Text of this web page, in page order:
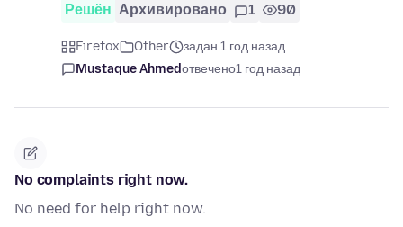
Решён Архивировано 1 90
Firefox Other
задан 1 год назад
Mustaque Ahmedотвечено1 год назад
No complaints right now.
No need for help right now.